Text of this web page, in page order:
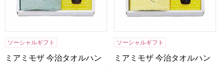
ソーシャルギフト
ミアミモザ 今治タオルハン
ソーシャルギフト
ミアミモザ 今治タオルハン